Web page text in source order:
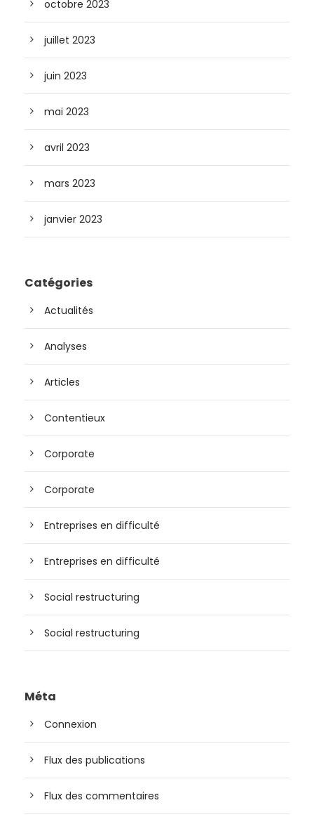
octobre 2023
juillet 2023
juin 2023
mai 2023
avril 2023
mars 2023
janvier 2023
Catégories
Actualités
Analyses
Articles
Contentieux
Corporate
Corporate
Entreprises en difficulté
Entreprises en difficulté
Social restructuring
Social restructuring
Méta
Connexion
Flux des publications
Flux des commentaires